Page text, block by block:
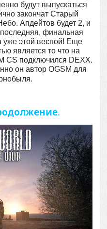
будут выпускаться
закончат Старый
Апдейтов будет 2, и
финальная
уже этой весной! Еще
является то что на
CS подключился DEXX.
он автор OGSM для
.